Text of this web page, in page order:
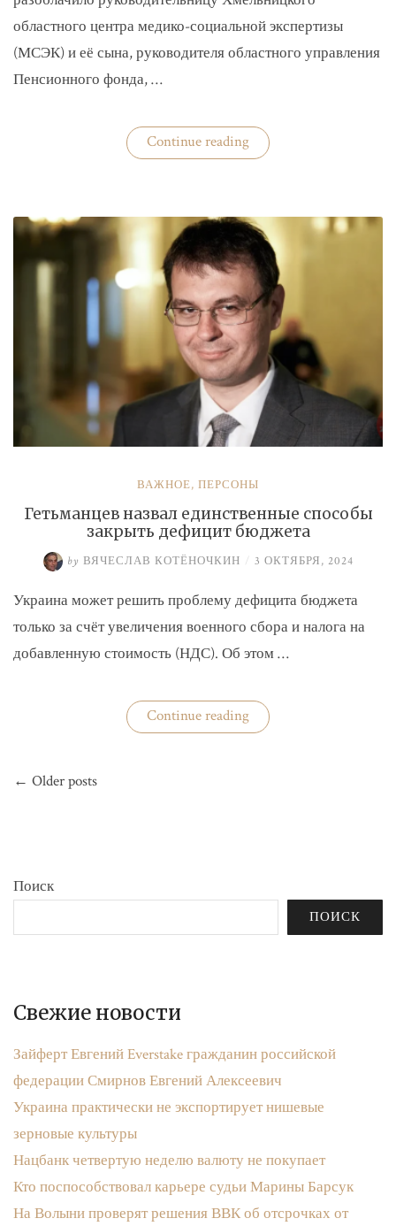
областного центра медико-социальной экспертизы
(МСЭК) и её сына, руководителя областного управления
Пенсионного фонда, …
Continue reading«В
Хмельницком
сын
зарабатывали
на
уклонистах»
ВАЖНОЕ, ПЕРСОНЫ
Гетьманцев назвал единственные способы
закрыть дефицит бюджета
by ВЯЧЕСЛАВ КОТЁНОЧКИН / 3 ОКТЯБРЯ, 2024
Украина может решить проблему дефицита бюджета
только за счёт увеличения военного сбора и налога на
добавленную стоимость (НДС). Об этом …
Continue reading«Гетьманцев
назвал
по
← Older posts
Поиск
ПОИСК
Свежие новости
Зайферт Евгений Everstake гражданин российской
федерации Смирнов Евгений Алексеевич
Украина практически не экспортирует нишевые
зерновые культуры
Нацбанк четвертую неделю валюту не покупает
Кто поспособствовал карьере судьи Марины Барсук
На Волыни проверят решения ВВК об отсрочках от